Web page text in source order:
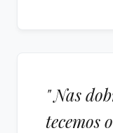
" Nas
tecemos